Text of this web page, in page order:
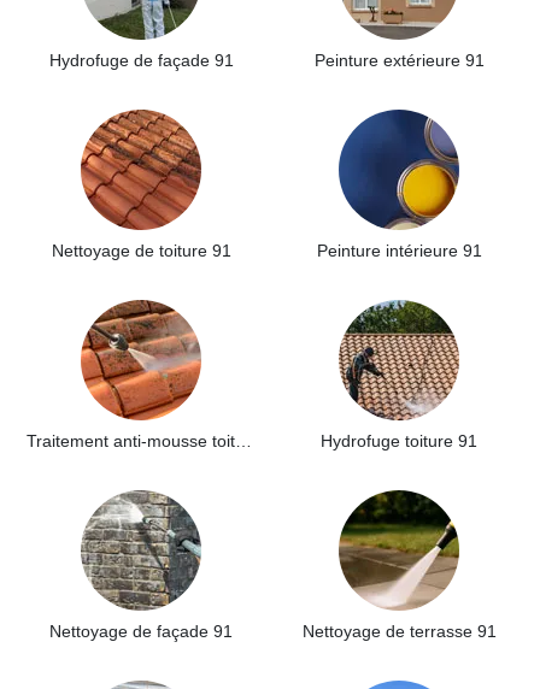
Hydrofuge de façade 91 Peinture extérieure 91
Nettoyage de toiture 91 Peinture intérieure 91
Hydrofuge toiture 91
Nettoyage de façade 91 Nettoyage de terrasse 91